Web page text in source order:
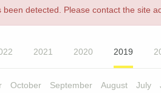
been detected. Please contact the site
2021 2020 2019
October September August July